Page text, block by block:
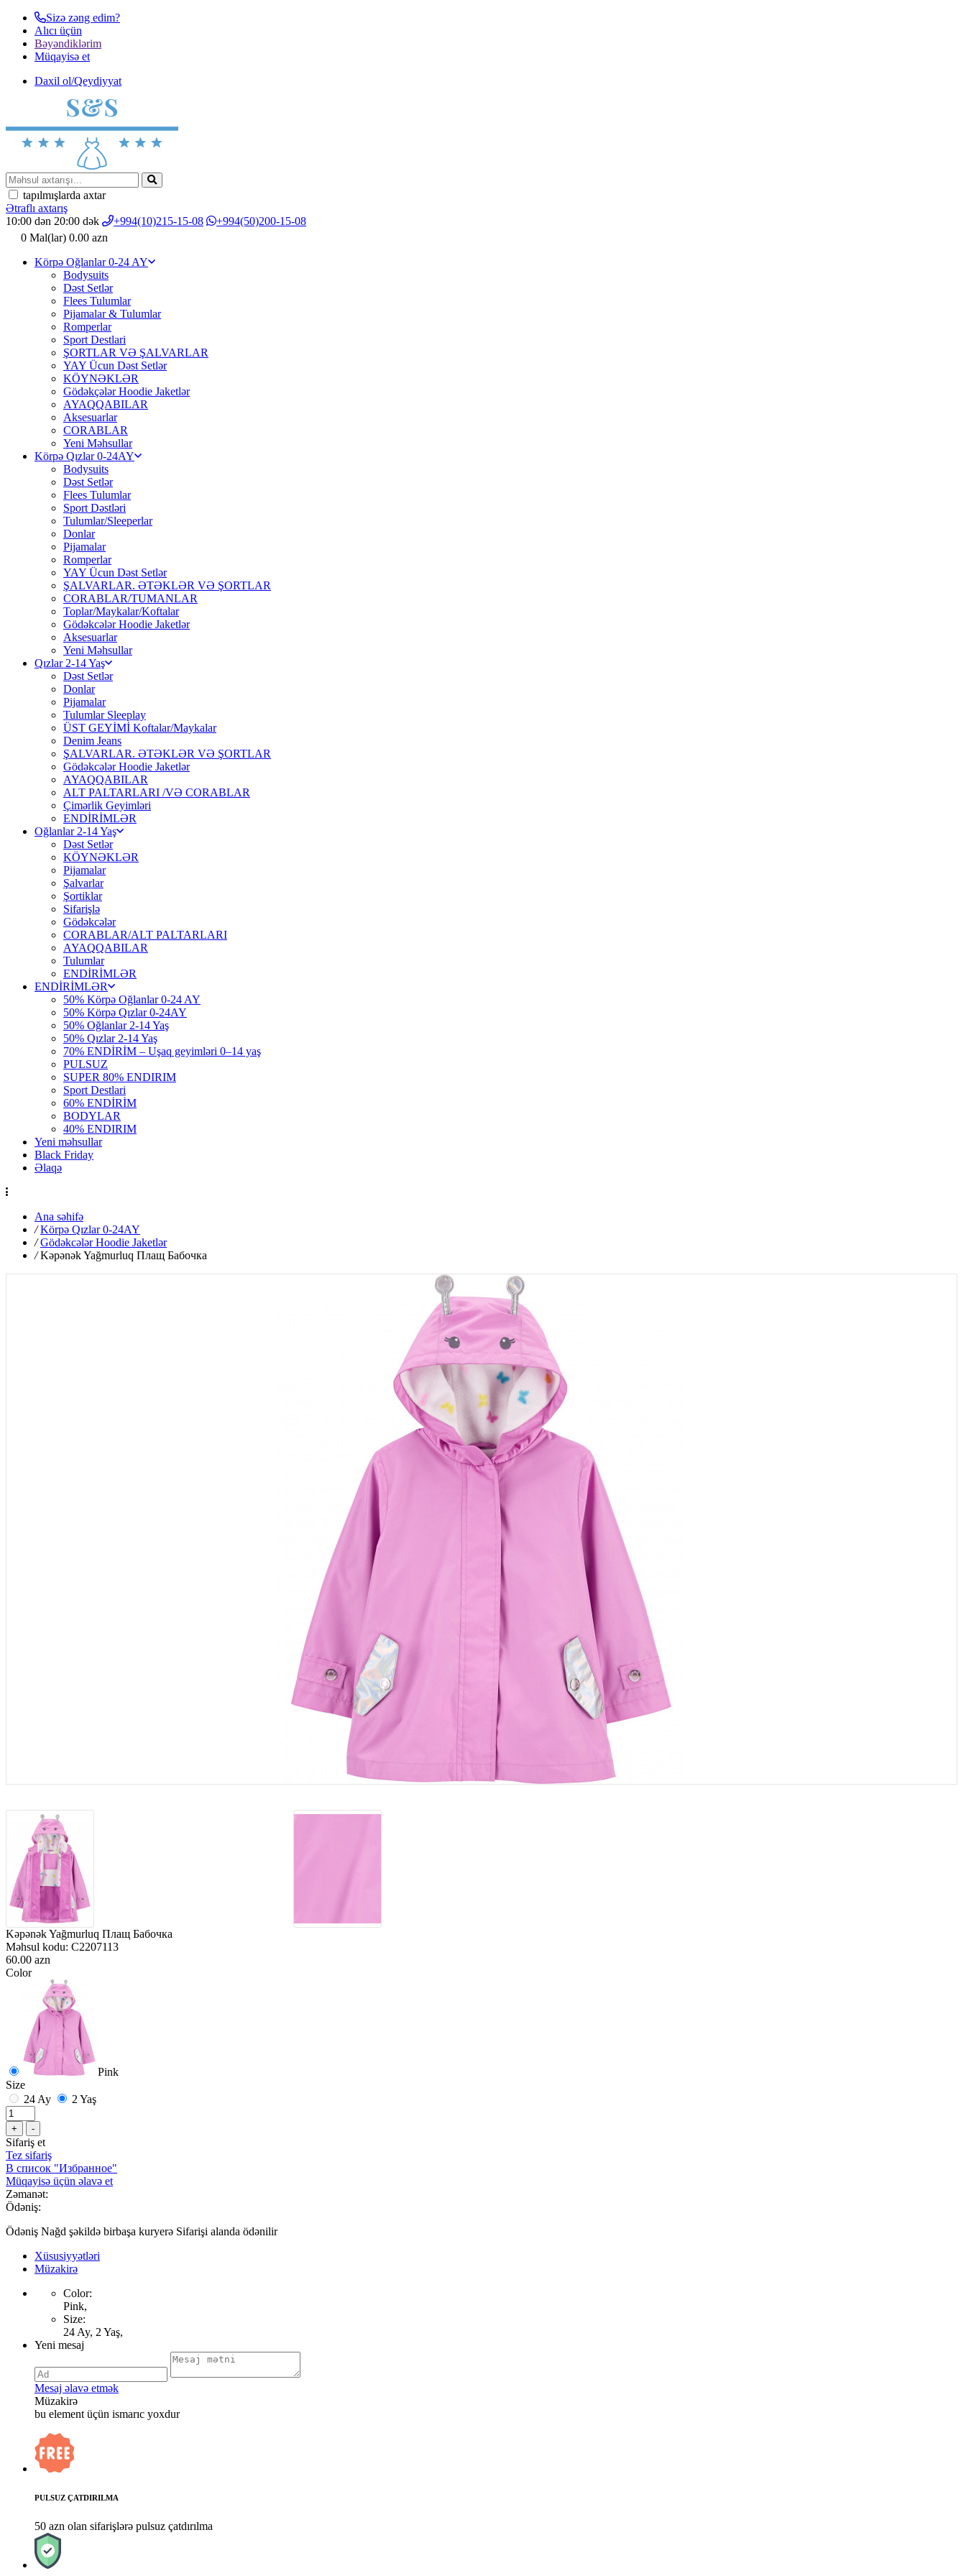
Sizə zəng edim?
Alıcı üçün
Bəyəndiklərim
Müqayisә et
Daxil ol/Qeydiyyat
tapılmışlarda axtar
Ətraflı axtarış
10:00 dən 20:00 dək
+994(10)215-15-08
+994(50)200-15-08
0 Mal(lar) 0.00 azn
Körpə Oğlanlar 0-24 AY
Bodysuits
Dəst Setlər
Flees Tulumlar
Pijamalar & Tulumlar
Romperlar
Sport Destlari
ŞORTLAR VƏ ŞALVARLAR
YAY Ücun Dəst Setlər
KÖYNƏKLƏR
Gödəkçələr Hoodie Jaketlər
AYAQQABILAR
Aksesuarlar
CORABLAR
Yeni Məhsullar
Körpə Qızlar 0-24AY
Bodysuits
Dəst Setlər
Flees Tulumlar
Sport Dəstləri
Tulumlar/Sleeperlar
Donlar
Pijamalar
Romperlar
YAY Ücun Dəst Setlər
ŞALVARLAR. ƏTƏKLƏR VƏ ŞORTLAR
CORABLAR/TUMANLAR
Toplar/Maykalar/Koftalar
Gödəkcələr Hoodie Jaketlər
Aksesuarlar
Yeni Məhsullar
Qızlar 2-14 Yaş
Dəst Setlər
Donlar
Pijamalar
Tulumlar Sleeplay
ÜST GEYİMİ Koftalar/Maykalar
Denim Jeans
ŞALVARLAR. ƏTƏKLƏR VƏ ŞORTLAR
Gödəkcələr Hoodie Jaketlər
AYAQQABILAR
ALT PALTARLARI /VƏ CORABLAR
Çimərlik Geyimləri
ENDİRİMLƏR
Oğlanlar 2-14 Yaş
Dəst Setlər
KÖYNƏKLƏR
Pijamalar
Şalvarlar
Şortiklar
Sifarişlə
Gödəkcələr
CORABLAR/ALT PALTARLARI
AYAQQABILAR
Tulumlar
ENDİRİMLƏR
ENDİRİMLƏR
50% Körpə Oğlanlar 0-24 AY
50% Körpə Qızlar 0-24AY
50% Oğlanlar 2-14 Yaş
50% Qızlar 2-14 Yaş
70% ENDİRİM – Uşaq geyimləri 0–14 yaş
PULSUZ
SUPER 80% ENDIRIM
Sport Destlari
60% ENDİRİM
BODYLAR
40% ENDIRIM
Yeni məhsullar
Black Friday
Əlaqə
Ana səhifə
/ Körpə Qızlar 0-24AY
/ Gödəkcələr Hoodie Jaketlər
/ Kəpənək Yağmurluq Плащ Бабочка
Kəpənək Yağmurluq Плащ Бабочка
Məhsul kodu: C2207113
60.00 azn
Color
Pink
Size
24 Ay
2 Yaş
+ -
Sifariş et
Tez sifariş
В список "Избранное"
Müqayisə üçün əlavə et
Zəmanət:
Ödəniş:
Ödəniş Nağd şəkildə birbaşa kuryerə Sifarişi alanda ödənilir
Xüsusiyyətləri
Müzakirə
Color:
Pink,
Size:
24 Ay, 2 Yaş,
Yeni mesaj
Mesaj əlavə etmək
Müzakirə
bu element üçün ismarıc yoxdur
PULSUZ ÇATDIRILMA
50 azn olan sifarişlərə pulsuz çatdırılma